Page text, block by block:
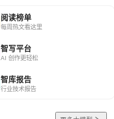
阅读榜单
每周热文看这里
智写平台
AI 创作更轻松
智库报告
行业技术报告